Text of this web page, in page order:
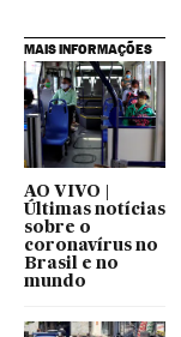
MAIS INFORMAÇÕES
AO VIVO |
Últimas notícias
sobre o
coronavírus no
Brasil e no
mundo